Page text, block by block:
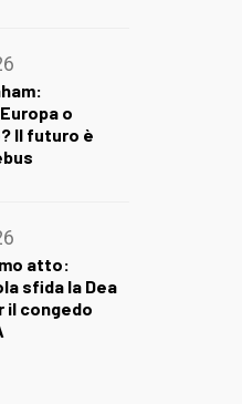
o
Il futuro è
atto:
sfida la Dea
il congedo